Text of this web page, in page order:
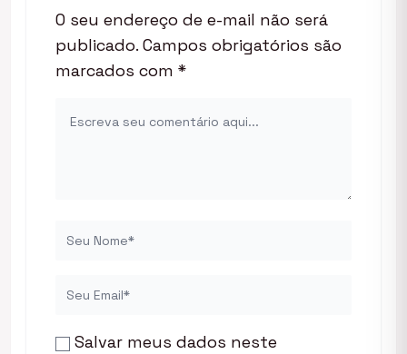
O seu endereço de e-mail não será
publicado. Campos obrigatórios são
marcados com *
Salvar meus dados neste